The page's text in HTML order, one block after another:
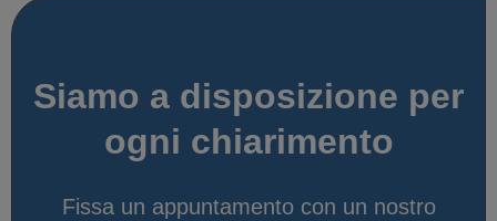
Siamo a disposizione per
ogni chiarimento
Fissa un appuntamento con un nostro